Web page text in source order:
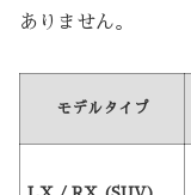
ありません。
モデルタイプ